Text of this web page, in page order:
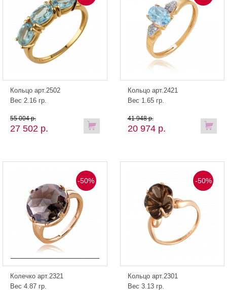
Кольцо арт.2502
Вес 2.16 гр.
27 502 р.
55 004 р.
Кольцо арт.2421
Вес 1.65 гр.
20 974 р.
41 948 р.
-50%
Колечко арт.2321
Вес 4.87 гр.
-50%
Кольцо арт.2301
Вес 3.13 гр.